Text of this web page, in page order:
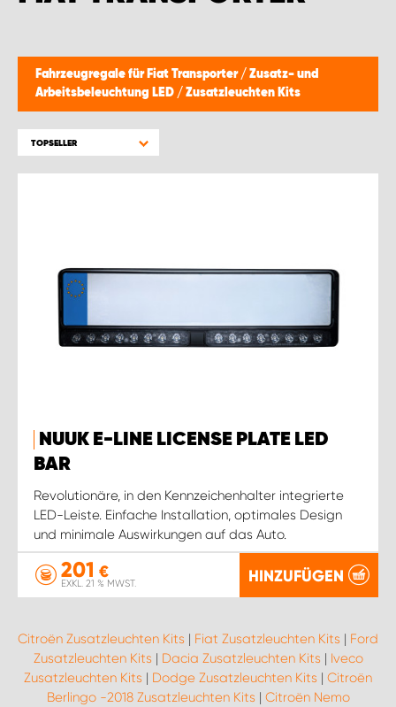
Fahrzeugregale für Fiat Transporter / Zusatz- und
Arbeitsbeleuchtung LED / Zusatzleuchten Kits
TOPSELLER
NUUK E-LINE LICENSE PLATE LED
BAR
Revolutionäre, in den Kennzeichenhalter integrierte
LED-Leiste. Einfache Installation, optimales Design
und minimale Auswirkungen auf das Auto.
201 €
EXKL. 21 % MWST. HINZUFÜGEN
Citroën Zusatzleuchten Kits | Fiat Zusatzleuchten Kits | Ford
Zusatzleuchten Kits | Dacia Zusatzleuchten Kits | Iveco
Zusatzleuchten Kits | Dodge Zusatzleuchten Kits | Citroën
Berlingo -2018 Zusatzleuchten Kits | Citroën Nemo
WORK SYSTEM LIMBURG-KEMPEN
WORK SYSTEM WORK SYSTEM BRÜGGE